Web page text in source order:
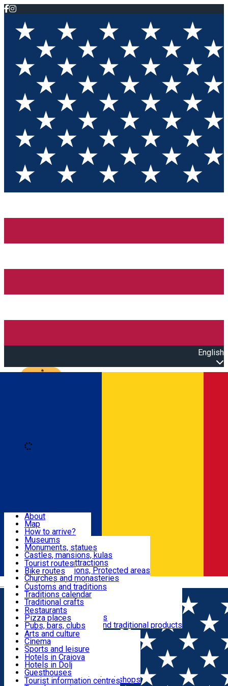
English
Română
Attractions
Routes
Customs, Traditions
Food & Drinks
Leisure & Fun
Accommodation
Useful
About
Map
How to arrive?
Recommendations
Tourist attractions
News
Museums
Monuments, statues
Castles, mansions, kulas
Architectural attractions
Natural attractions, Protected areas
Churches and monasteries
Archaeological sites
Parks and gardens
Tourist routes
Bike routes
Customs and traditions
Traditions calendar
Traditional crafts
Traditional cuisine
Wineries and vineyards
Local manufacturers and traditional products
Restaurants
Pizza places
Pubs, bars, clubs
Cafes and teahouses
Sweets and ice cream
Fast-food
Arts and culture
Cinema
Sports and leisure
Horse riding
Swimming pools
Zoo
Shopping, souvenirs, bookshops
Hotels in Craiova
Hotels in Dolj
Guesthouses
Villas
Tourist information centres